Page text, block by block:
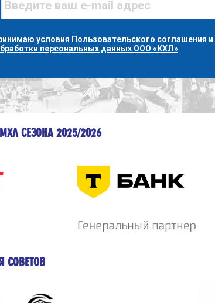
условия Пользовательского соглашения и
персональных данных ООО «КХЛ»
СЕЗОНА 2025/2026
СОВЕТОВ